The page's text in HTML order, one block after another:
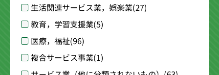
生活関連サービス業，娯楽業(27)
教育，学習支援業(5)
医療，福祉(96)
複合サービス事業(1)